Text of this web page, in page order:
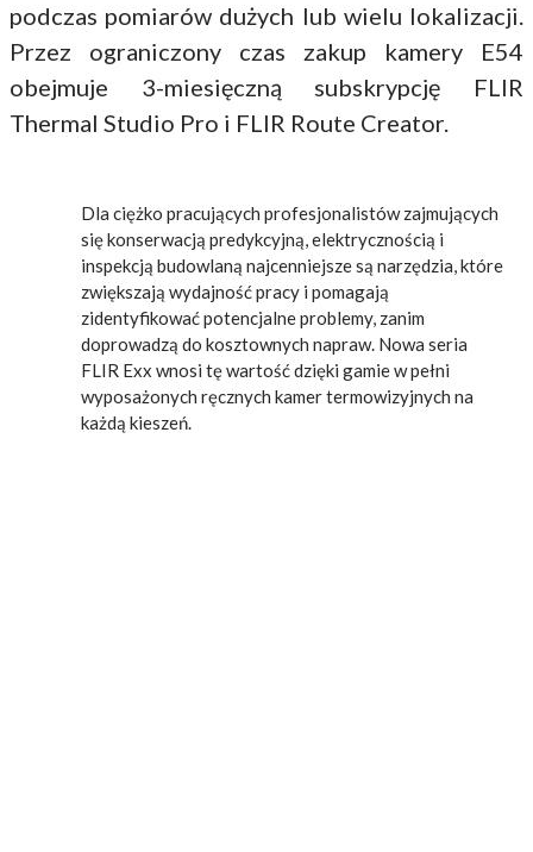
podczas pomiarów dużych lub wielu lokalizacji.
Przez ograniczony czas zakup kamery E54
obejmuje 3-miesięczną subskrypcję FLIR
Thermal Studio Pro i FLIR Route Creator.
Dla ciężko pracujących profesjonalistów zajmujących
się konserwacją predykcyjną, elektrycznością i
inspekcją budowlaną najcenniejsze są narzędzia, które
zwiększają wydajność pracy i pomagają
zidentyfikować potencjalne problemy, zanim
doprowadzą do kosztownych napraw. Nowa seria
FLIR Exx wnosi tę wartość dzięki gamie w pełni
wyposażonych ręcznych kamer termowizyjnych na
każdą kieszeń.